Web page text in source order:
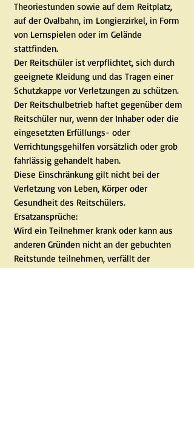
Theoriestunden sowie auf dem Reitplatz,
auf der Ovalbahn, im Longierzirkel, in Form
von Lernspielen oder im Gelände
stattfinden.
Der Reitschüler ist verpflichtet, sich durch
geeignete Kleidung und das Tragen einer
Schutzkappe vor Verletzungen zu schützen.
Der Reitschulbetrieb haftet gegenüber dem
Reitschüler nur, wenn der Inhaber oder die
eingesetzten Erfüllungs- oder
Verrichtungsgehilfen vorsätzlich oder grob
fahrlässig gehandelt haben.
Diese Einschränkung gilt nicht bei der
Verletzung von Leben, Körper oder
Gesundheit des Reitschülers.
Ersatzansprüche:
Wird ein Teilnehmer krank oder kann aus
anderen Gründen nicht an der gebuchten
Reitstunde teilnehmen, verfällt der